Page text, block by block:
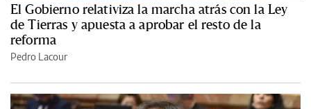
El Gobierno relativiza la marcha atrás con la Ley
de Tierras y apuesta a aprobar el resto de la
reforma
Pedro Lacour